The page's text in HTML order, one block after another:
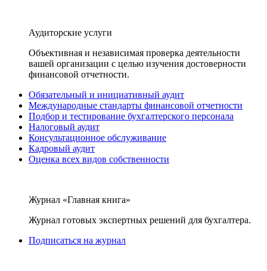
Аудиторские услуги
Объективная и независимая проверка деятельности
вашей организации с целью изучения достоверности
финансовой отчетности.
Обязательный и инициативный аудит
Международные стандарты финансовой отчетности
Подбор и тестирование бухгалтерского персонала
Налоговый аудит
Консультационное обслуживание
Кадровый аудит
Оценка всех видов собственности
Журнал «Главная книга»
Журнал готовых экспертных решений для бухгалтера.
Подписаться на журнал